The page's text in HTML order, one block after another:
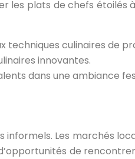
les plats de chefs étoilés
techniques culinaires de
innovantes.
dans une ambiance
Les marchés
de